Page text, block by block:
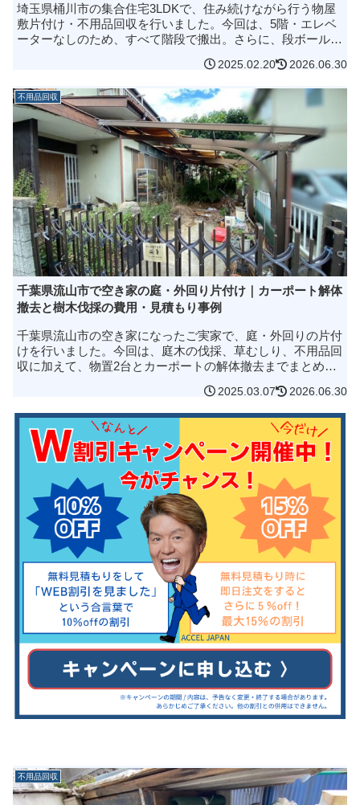
埼玉県桶川市の集合住宅3LDKで、住み続けながら行う物屋
敷片付け・不用品回収を行いました。今回は、5階・エレベ
ーターなしのため、すべて階段で搬出。さらに、段ボール約
2025.02.20 2026.06.30
不用品回収
千葉県流山市で空き家の庭・外回り片付け｜カーポート解体
撤去と樹木伐採の費用・見積もり事例
千葉県流山市の空き家になったご実家で、庭・外回りの片付
けを行いました。今回は、庭木の伐採、草むしり、不用品回
収に加えて、物置2台とカーポートの解体撤去までまとめて
2025.03.07 2026.06.30
不用品回収